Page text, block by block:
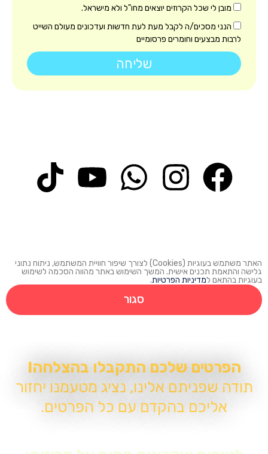
שכל הקרוזים יוצאים מחו"ל ולא מישראל.
מסכים/ה לקבל מעת לעת חדשות ועדכונים מעולם השייט
וחומרים פרסומיים
האתר משתמש בעוגיות (Cookies) לצורך שיפור חוויית המשתמש, ניתוח נתוני
תכנים אישית. המשך השימוש באתר מהווה הסכמה לשימוש
למדיניות הפרטיות.
שלכם התקבלו בהצלחה!
אלינו, נציג מטעמנו יחזור
בהקדם עם כל הפרטים.